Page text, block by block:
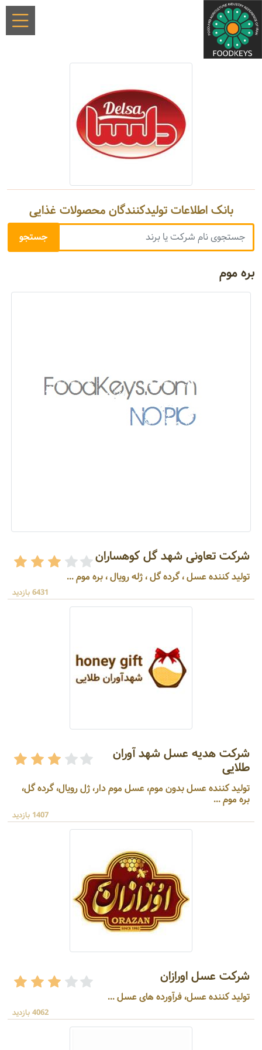
بانک اطلاعات تولیدکنندگان محصولات غذایی
بره موم
شرکت تعاونی شهد گل کوهساران
تولید کننده عسل ، گرده گل ، ژله رویال ، بره موم ...
6431 بازدید
شرکت هدیه عسل شهد آوران
طلایی
تولید کننده عسل بدون موم، عسل موم دار، ژل رویال، گرده گل،
بره موم ...
1407 بازدید
شرکت عسل اورازان
تولید کننده عسل، فرآورده های عسل ...
4062 بازدید